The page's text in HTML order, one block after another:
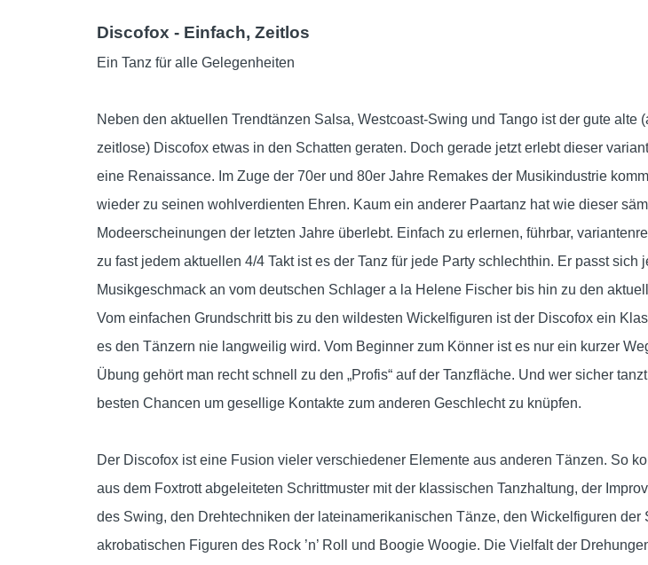
Discofox - Einfach, Zeitlos
Ein Tanz für alle Gelegenheiten
Neben den aktuellen Trendtänzen Salsa, Westcoast-Swing und Tango ist der gute alte
zeitlose) Discofox etwas in den Schatten geraten. Doch gerade jetzt erlebt dieser
eine Renaissance. Im Zuge der 70er und 80er Jahre Remakes der Musikindustrie
wieder zu seinen wohlverdienten Ehren. Kaum ein anderer Paartanz hat wie dieser
Modeerscheinungen der letzten Jahre überlebt. Einfach zu erlernen, führbar,
zu fast jedem aktuellen 4/4 Takt ist es der Tanz für jede Party schlechthin. Er passt sich
Musikgeschmack an vom deutschen Schlager a la Helene Fischer bis hin zu den
Vom einfachen Grundschritt bis zu den wildesten Wickelfiguren ist der Discofox ein
es den Tänzern nie langweilig wird. Vom Beginner zum Könner ist es nur ein kurzer
Übung gehört man recht schnell zu den „Profis“ auf der Tanzfläche. Und wer sicher
besten Chancen um gesellige Kontakte zum anderen Geschlecht zu knüpfen.
Der Discofox ist eine Fusion vieler verschiedener Elemente aus anderen Tänzen. So
aus dem Foxtrott abgeleiteten Schrittmuster mit der klassischen Tanzhaltung, der
des Swing, den Drehtechniken der lateinamerikanischen Tänze, den Wickelfiguren der
akrobatischen Figuren des Rock ’n’ Roll und Boogie Woogie. Die Vielfalt der